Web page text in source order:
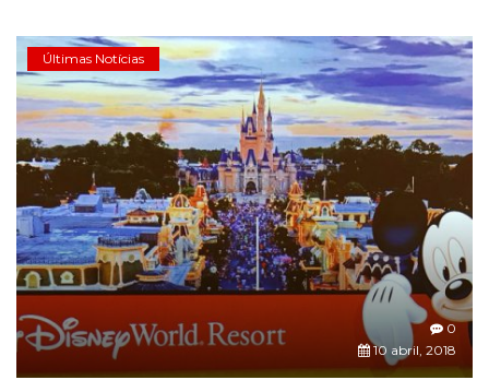
Últimas Notícias
0
10 abril, 2018